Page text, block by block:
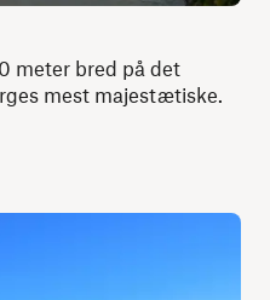
meter bred på det
mest majestætiske.